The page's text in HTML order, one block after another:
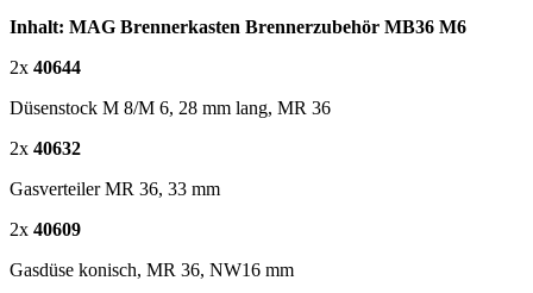
Inhalt: MAG Brennerkasten Brennerzubehör MB36 M6
2x 40644
Düsenstock M 8/M 6, 28 mm lang, MR 36
2x 40632
Gasverteiler MR 36, 33 mm
2x 40609
Gasdüse konisch, MR 36, NW16 mm